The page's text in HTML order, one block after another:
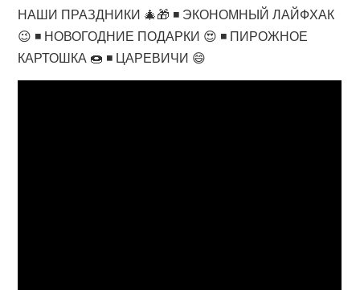
НАШИ ПРАЗДНИКИ 🎄🎁 ◾ ЭКОНОМНЫЙ ЛАЙФХАК
😉 ◾ НОВОГОДНИЕ ПОДАРКИ 😍 ◾ ПИРОЖНОЕ
КАРТОШКА 🍩 ◾ ЦАРЕВИЧИ 😄